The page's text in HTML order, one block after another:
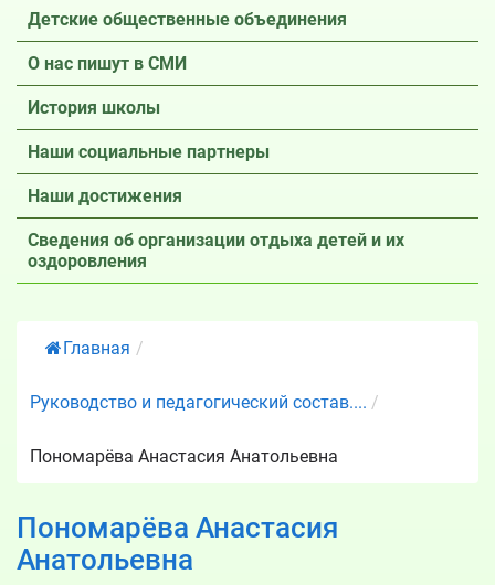
Детские общественные объединения
О нас пишут в СМИ
История школы
Наши социальные партнеры
Наши достижения
Сведения об организации отдыха детей и их
оздоровления
Главная /
Руководство и педагогический состав.... /
Пономарёва Анастасия Анатольевна
Пономарёва Анастасия
Анатольевна